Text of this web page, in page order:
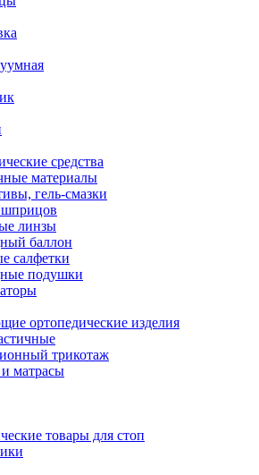
средства
материалы
гель-смазки
линзы
баллон
салфетки
подушки
ортопедические изделия
трикотаж
матрасы
товары для стоп